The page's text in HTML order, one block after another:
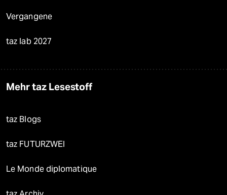
Vergangene
taz lab 2027
Mehr taz Lesestoff
taz Blogs
taz FUTURZWEI
Le Monde diplomatique